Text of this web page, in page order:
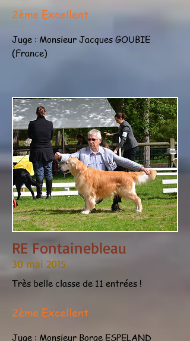
2ème Excellent
Juge : Monsieur Jacques GOUBIE
(France)
RE Fontainebleau
30 mai 2015
Très belle classe de 11 entrées !
2ème Excellent
Juge : Monsieur Borge ESPELAND